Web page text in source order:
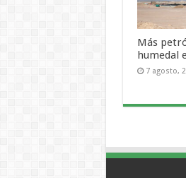
Más
humedal
7 agosto,